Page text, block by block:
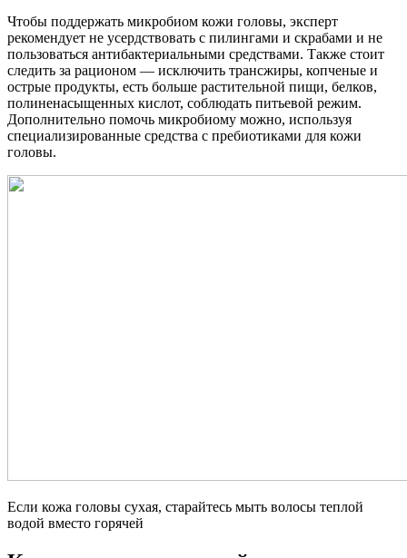
Чтобы поддержать микробиом кожи головы, эксперт
рекомендует не усердствовать с пилингами и скрабами и не
пользоваться антибактериальными средствами. Также стоит
следить за рационом — исключить трансжиры, копченые и
острые продукты, есть больше растительной пищи, белков,
полиненасыщенных кислот, соблюдать питьевой режим.
Дополнительно помочь микробиому можно, используя
специализированные средства с пребиотиками для кожи
головы.
Если кожа головы сухая, старайтесь мыть волосы теплой
водой вместо горячей